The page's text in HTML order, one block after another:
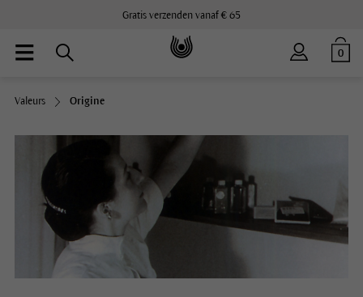
Gratis verzenden vanaf € 65
0
Valeurs Origine